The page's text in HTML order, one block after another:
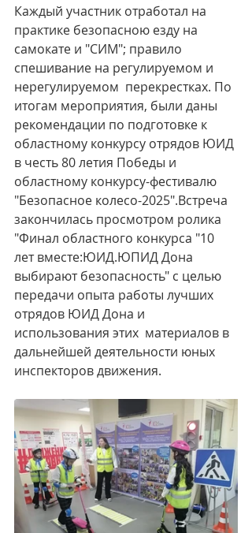
Каждый участник отработал на
практике безопасною езду на
самокате и "СИМ"; правило
спешивание на регулируемом и
нерегулируемом  перекрестках. По
итогам мероприятия, были даны
рекомендации по подготовке к
областному конкурсу отрядов ЮИД
в честь 80 летия Победы и
областному конкурсу-фестивалю
"Безопасное колесо-2025".Встреча
закончилась просмотром ролика
"Финал областного конкурса "10
лет вместе:ЮИД.ЮПИД Дона
выбирают безопасность" с целью
передачи опыта работы лучших
отрядов ЮИД Дона и
использования этих  материалов в
дальнейшей деятельности юных
инспекторов движения.